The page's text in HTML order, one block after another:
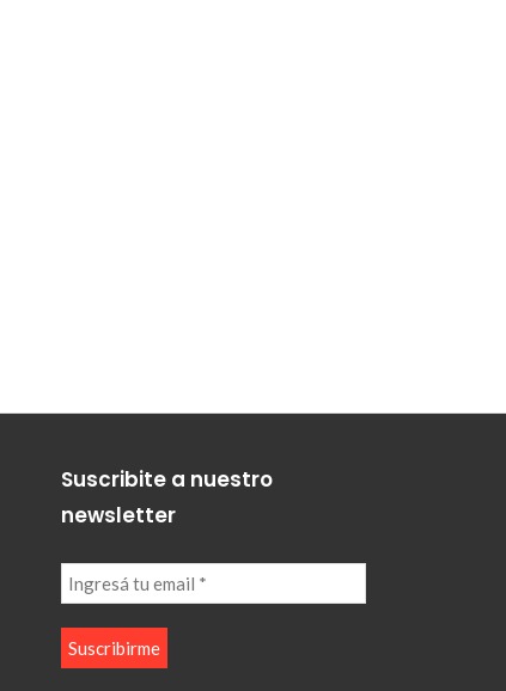
Suscribite a nuestro
newsletter